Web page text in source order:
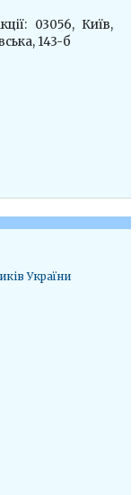
03056, Київ,
143-б
України